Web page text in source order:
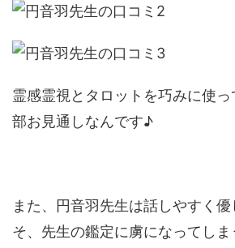
霊感霊視とタロットを巧みに使
部お見通しなんです♪
また、円音羽先生は話しやすく優
そ、先生の鑑定に虜になってし